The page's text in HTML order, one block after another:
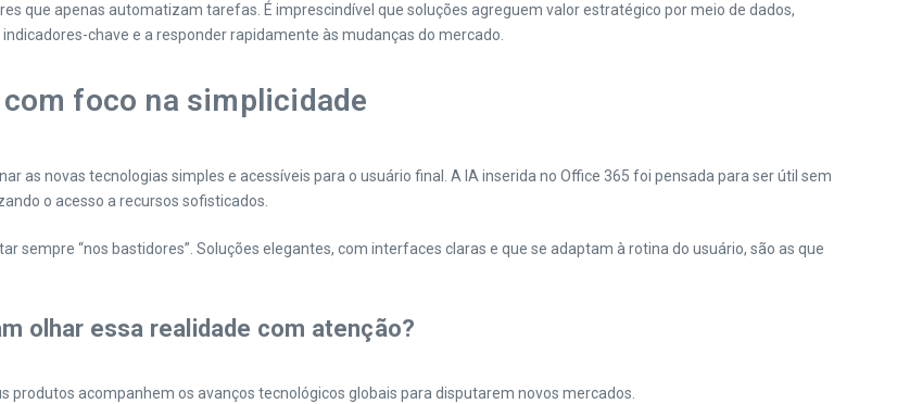
que apenas automatizam tarefas. É imprescindível que soluções agreguem valor estratégico por meio de dados,
chave e a responder rapidamente às mudanças do mercado.
foco na simplicidade
as novas tecnologias simples e acessíveis para o usuário final. A IA inserida no Office 365 foi pensada para ser útil sem
o acesso a recursos sofisticados.
sempre “nos bastidores”. Soluções elegantes, com interfaces claras e que se adaptam à rotina do usuário, são as que
olhar essa realidade com atenção?
produtos acompanhem os avanços tecnológicos globais para disputarem novos mercados.